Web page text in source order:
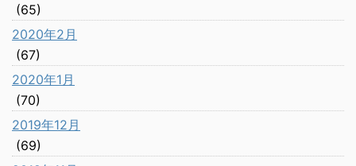
(65)
2020年2月
(67)
2020年1月
(70)
2019年12月
(69)